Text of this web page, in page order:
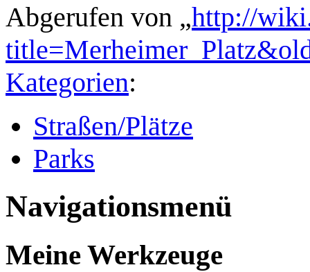
Abgerufen von „http://
Kategorien:
Straßen/Plätze
Parks
Navigationsmenü
Meine Werkzeuge